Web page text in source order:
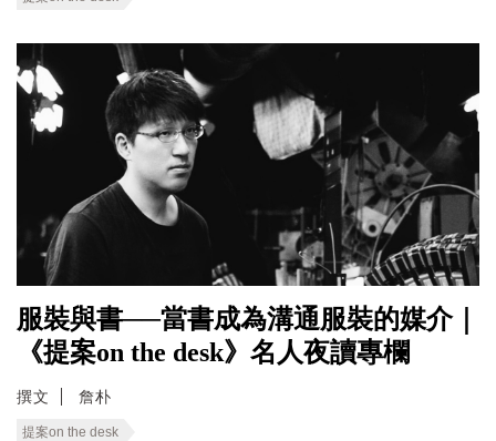
服裝與書──當書成為溝通服裝的媒介｜
《提案on the desk》名人夜讀專欄
撰文 詹朴
提案on the desk